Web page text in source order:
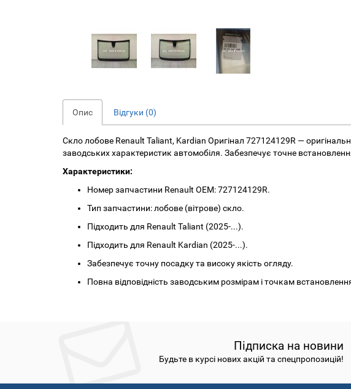
Опис Відгуки (0)
Скло лобове Renault Taliant, Kardian Оригінал 727124129R —
заводських характеристик автомобіля. Забезпечує точне
Характеристики:
Номер запчастини Renault OEM: 727124129R.
Тип запчастини: лобове (вітрове) скло.
Підходить для Renault Taliant (2025-...).
Підходить для Renault Kardian (2025-...).
Забезпечує точну посадку та високу якість огляду.
Повна відповідність заводським розмірам і точкам
Підписка на новини
Будьте в курсі нових акцій та спецпропозицій!